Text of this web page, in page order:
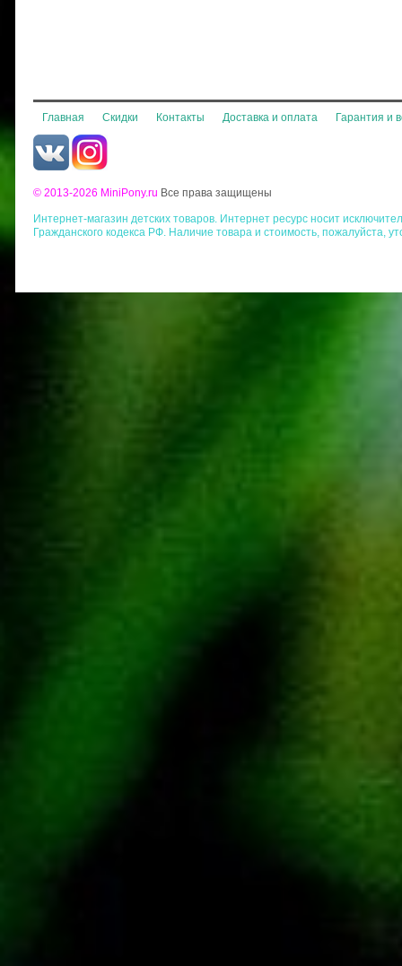
Главная Скидки Контакты Доставка и оплата Гарантия и
© 2013-2026 MiniPony.ru Все права защищены
Интернет-магазин детских товаров. Интернет ресурс носит
Гражданского кодекса РФ. Наличие товара и стоимость, пожалуйста,